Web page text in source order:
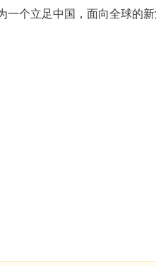
个立足中国，面向全球的新